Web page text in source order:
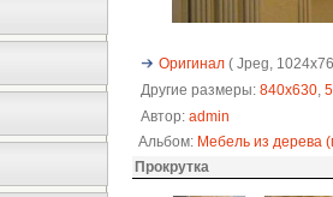
Оригинал ( Jpeg,
Другие размеры: 840x630,
Автор: admin
Альбом: Мебель из дерева
Прокрутка